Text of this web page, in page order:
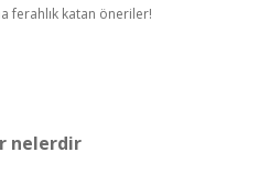
ferahlık katan öneriler!
nelerdir